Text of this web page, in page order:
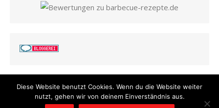
© 2026 Barbecue Rezepte/ Powered by WordPress / Theme by
Diese Website benutzt Cookies. Wenn du die Website weiter
nutzt, gehen wir von deinem Einverständnis aus.